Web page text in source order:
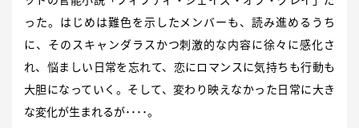
った。はじめは難色を示したメンバーも、読み進めるうち
に、そのスキャンダラスかつ刺激的な内容に徐々に感化さ
れ、悩ましい日常を忘れて、恋にロマンスに気持ちも行動も
大胆になっていく。そして、変わり映えなかった日常に大き
な変化が生まれるが････。